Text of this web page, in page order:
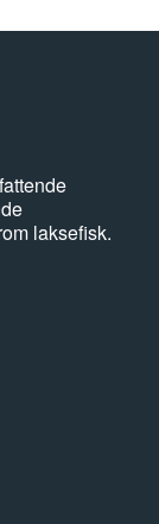
laksefisk.